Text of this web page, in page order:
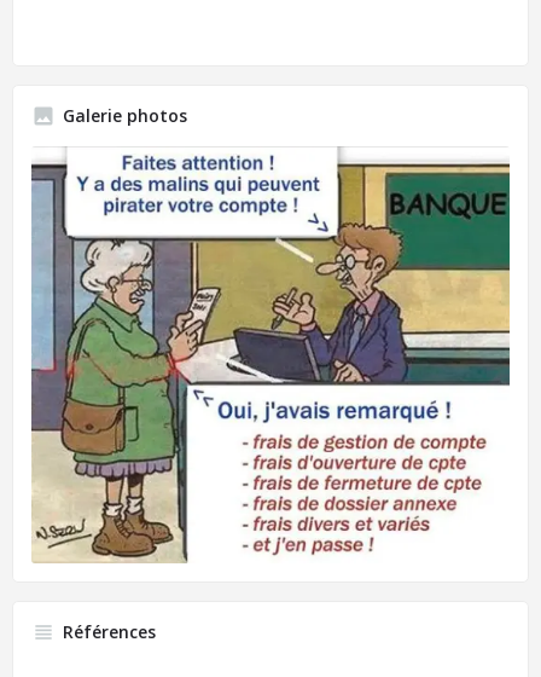
Galerie photos
Références